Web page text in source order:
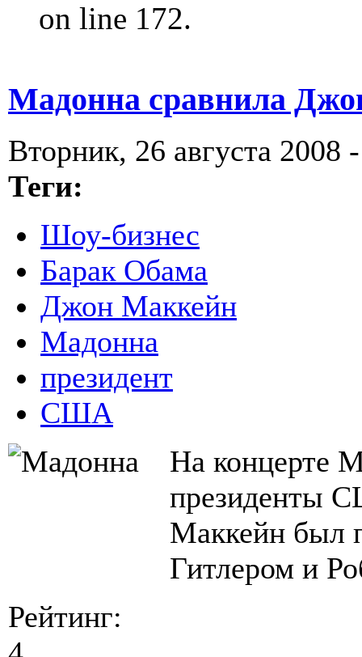
on line 172.
Мадонна сравнила
Вторник, 26 августа 2008
Теги:
Шоу-бизнес
Барак Обама
Джон Маккейн
Мадонна
президент
США
На концерте
президенты
Маккейн был
Гитлером и
Рейтинг: